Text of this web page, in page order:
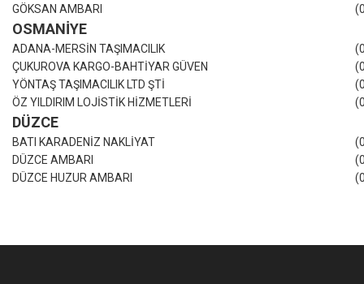
GÖKSAN AMBARI
OSMANİYE
ADANA-MERSİN TAŞIMACILIK
ÇUKUROVA KARGO-BAHTİYAR GÜVEN
YÖNTAŞ TAŞIMACILIK LTD ŞTİ
ÖZ YILDIRIM LOJİSTİK HİZMETLERİ
DÜZCE
BATI KARADENİZ NAKLİYAT
DÜZCE AMBARI
DÜZCE HUZUR AMBARI